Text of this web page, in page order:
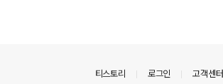
티스토리 로그인 고객센터